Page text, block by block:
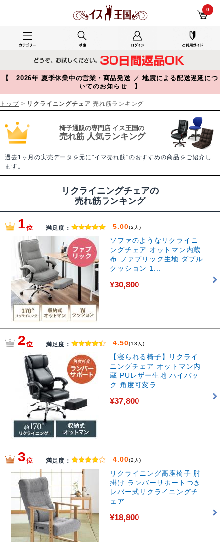
0
【 2026年 夏季休業中の営業・商品発送 ／ 地震による配送遅延につ
いてのお知らせ 】
トップ > リクライニングチェア 売れ筋ランキング
椅子通販の専門店 イス王国の
売れ筋 人気ランキング
過去1ヶ月の実売データを元に"イマ売れ筋"のおすすめの商品をご紹介し
ます。
リクライニングチェアの
売れ筋ランキング
1位 満足度： 5.00(2人)
ソファのようなリクライニ
ングチェア オットマン内蔵
布 ファブリック生地 ダブル
クッション 1...
¥30,800
2位 満足度： 4.50(13人)
【寝られる椅子】リクライ
ニングチェア オットマン内
蔵 PUレザー生地 ハイバッ
ク 角度可変ラ...
¥37,800
3位 満足度： 4.00(2人)
リクライニング高座椅子 肘
掛け ランバーサポートつき
レバー式リクライニングチ
ェア
¥18,800